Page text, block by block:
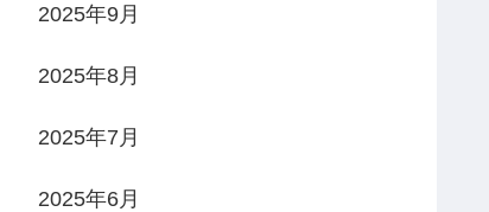
2025年9月
2025年8月
2025年7月
2025年6月